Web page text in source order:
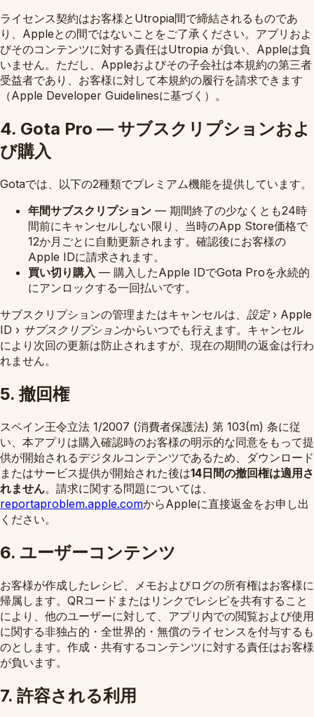
ライセンス契約はお客様とUtropia間で締結されるものであ
り、Appleとの間ではないことをご了承ください。アプリおよ
びそのコンテンツに対する責任はUtropia が負い、Appleは負
いません。ただし、Appleおよびその子会社は本規約の第三者
受益者であり、お客様に対して本規約の履行を請求できます
（Apple Developer Guidelinesに基づく）。
4. Gota Pro — サブスクリプションおよ
び購入
Gotaでは、以下の2種類でプレミアム機能を提供しています。
年間サブスクリプション — 期間終了の少なくとも24時
間前にキャンセルしない限り、当時のApp Store価格で
12か月ごとに自動更新されます。確認後にお客様の
Apple IDに請求されます。
買い切り購入 — 購入したApple IDでGota Proを永続的
にアンロックする一回払いです。
サブスクリプションの管理またはキャンセルは、 設定 › Apple
ID › サブスクリプションからいつでも行えます。キャンセル
により次回の更新は防止されますが、現在の期間の返金は行わ
れません。
5. 撤回権
スペイン王令立法 1/2007 (消費者保護法) 第 103(m) 条に従
い、本アプリは購入確認時のお客様の明示的な同意をもって提
供が開始されるデジタルコンテンツであるため、ダウンロード
またはサービス提供が開始された後は14日間の撤回権は適用さ
れません。請求に関する問題については、
reportaproblem.apple.comからAppleに直接返金をお申し出
ください。
6. ユーザーコンテンツ
お客様が作成したレシピ、メモおよびログの所有権はお客様に
帰属します。QRコードまたはリンクでレシピを共有すること
により、他のユーザーに対して、アプリ内での閲覧および使用
に関する非独占的・全世界的・無償のライセンスを付与するも
のとします。作成・共有するコンテンツに対する責任はお客様
が負います。
7. 許容される利用